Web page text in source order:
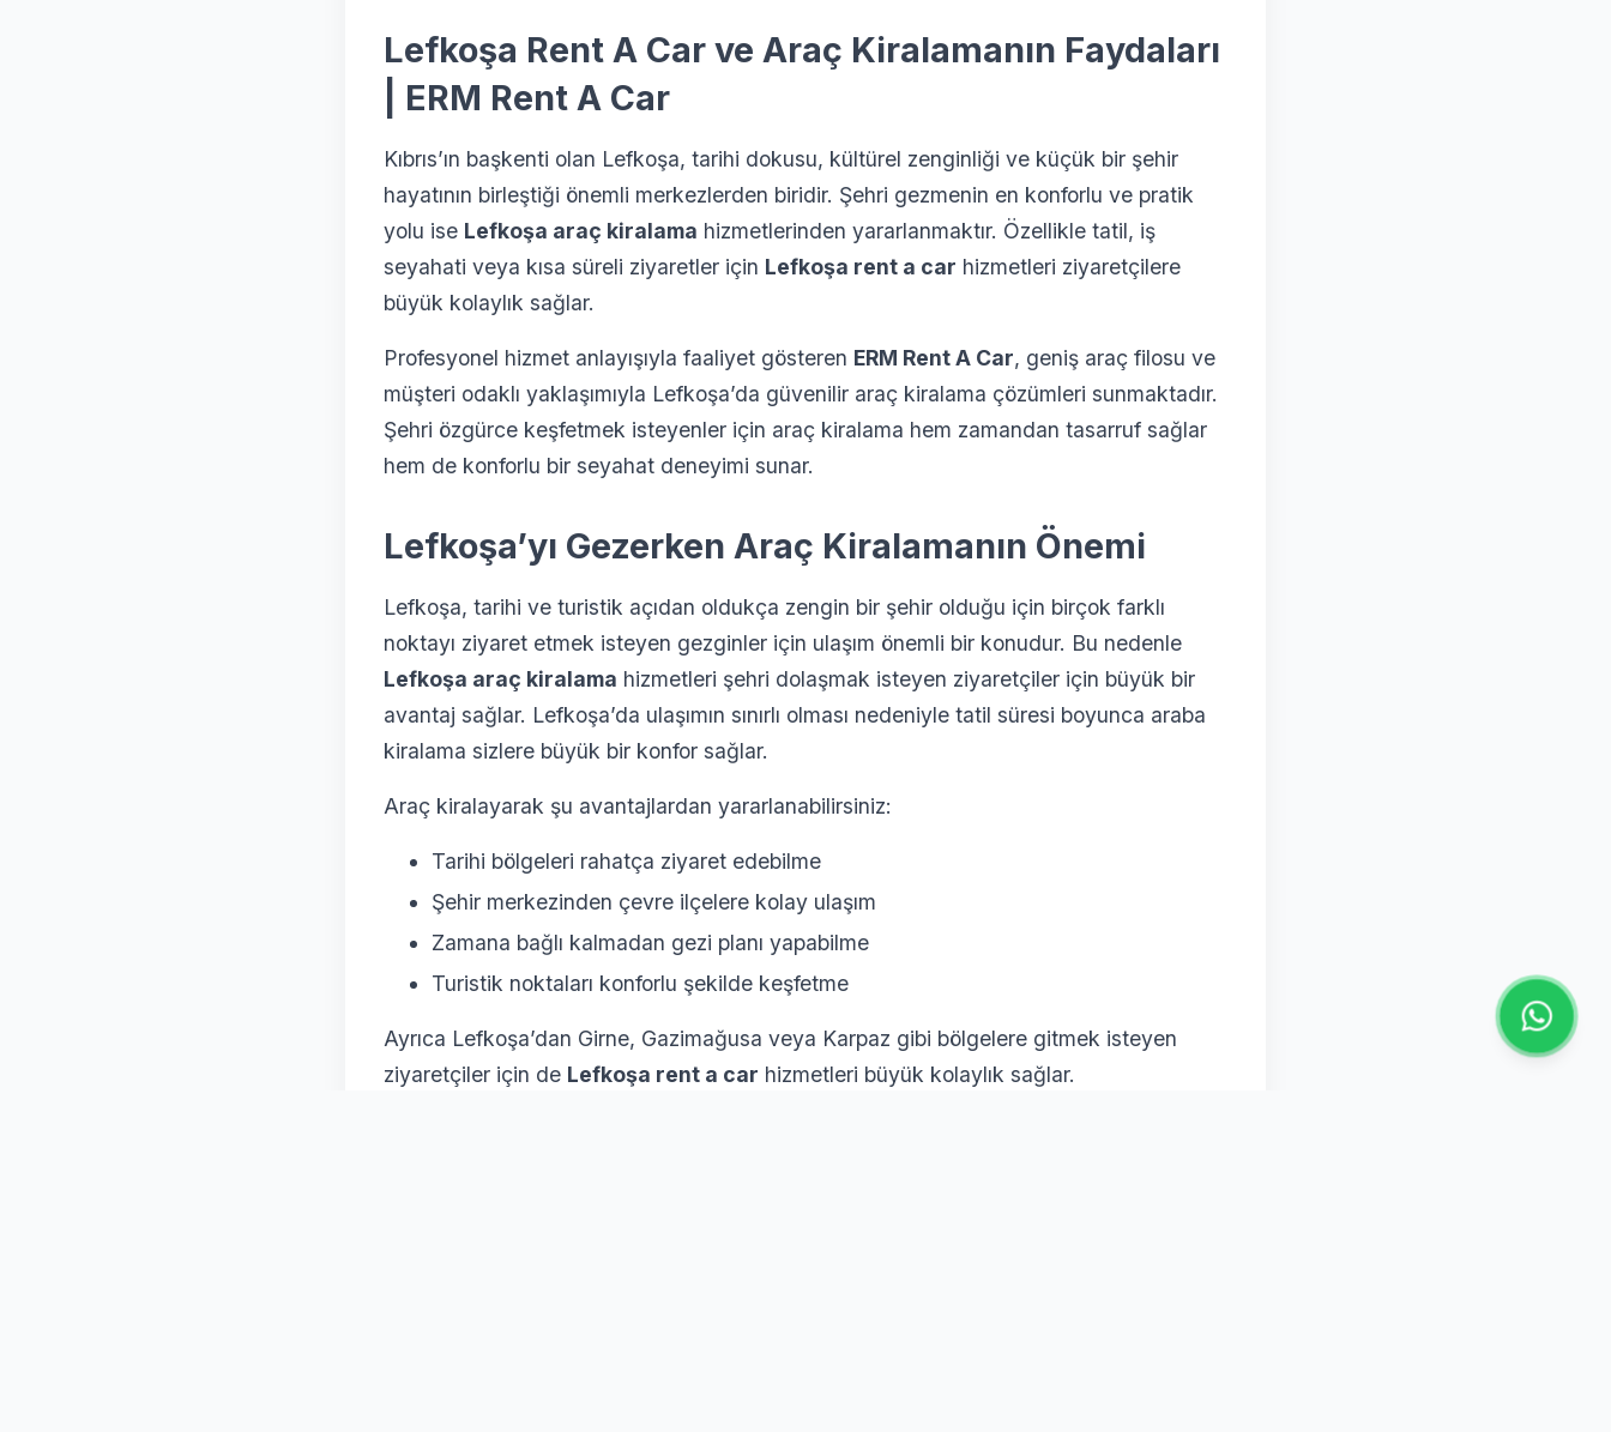
Lefkoşa Rent A Car ve Araç Kiralamanın Faydaları
| ERM Rent A Car
Kıbrıs’ın başkenti olan Lefkoşa, tarihi dokusu, kültürel zenginliği ve küçük bir şehir
hayatının birleştiği önemli merkezlerden biridir. Şehri gezmenin en konforlu ve pratik
yolu ise Lefkoşa araç kiralama hizmetlerinden yararlanmaktır. Özellikle tatil, iş
seyahati veya kısa süreli ziyaretler için Lefkoşa rent a car hizmetleri ziyaretçilere
büyük kolaylık sağlar.
Profesyonel hizmet anlayışıyla faaliyet gösteren ERM Rent A Car, geniş araç filosu ve
müşteri odaklı yaklaşımıyla Lefkoşa’da güvenilir araç kiralama çözümleri sunmaktadır.
Şehri özgürce keşfetmek isteyenler için araç kiralama hem zamandan tasarruf sağlar
hem de konforlu bir seyahat deneyimi sunar.
Lefkoşa’yı Gezerken Araç Kiralamanın Önemi
Lefkoşa, tarihi ve turistik açıdan oldukça zengin bir şehir olduğu için birçok farklı
noktayı ziyaret etmek isteyen gezginler için ulaşım önemli bir konudur. Bu nedenle
Lefkoşa araç kiralama hizmetleri şehri dolaşmak isteyen ziyaretçiler için büyük bir
avantaj sağlar. Lefkoşa’da ulaşımın sınırlı olması nedeniyle tatil süresi boyunca araba
kiralama sizlere büyük bir konfor sağlar.
Araç kiralayarak şu avantajlardan yararlanabilirsiniz:
Tarihi bölgeleri rahatça ziyaret edebilme
Şehir merkezinden çevre ilçelere kolay ulaşım
Zamana bağlı kalmadan gezi planı yapabilme
Turistik noktaları konforlu şekilde keşfetme
Ayrıca Lefkoşa’dan Girne, Gazimağusa veya Karpaz gibi bölgelere gitmek isteyen
ziyaretçiler için de Lefkoşa rent a car hizmetleri büyük kolaylık sağlar.